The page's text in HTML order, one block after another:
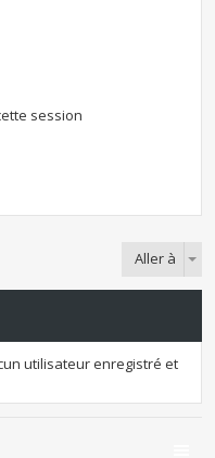
session
Aller à
utilisateur enregistré et